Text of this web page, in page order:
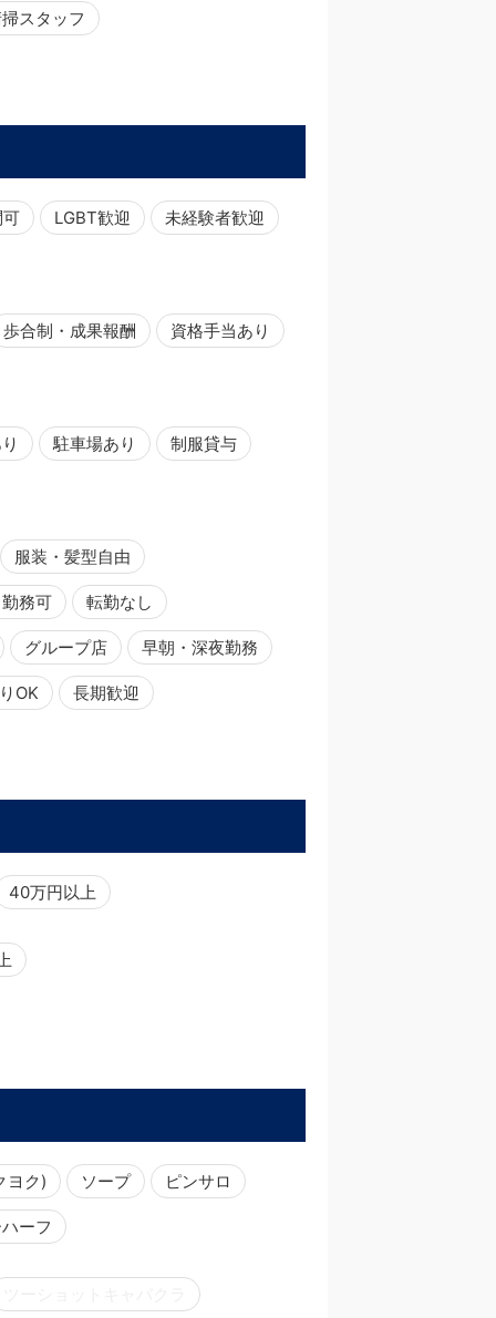
スタッフ
LGBT歓迎 未経験者歓迎
歩合制・成果報酬 資格手当あり
駐車場あり 制服貸与
服装・髪型自由
務可 転勤なし
グループ店 早朝・深夜勤務
OK 長期歓迎
40万円以上
ヨク) ソープ ピンサロ
ーフ